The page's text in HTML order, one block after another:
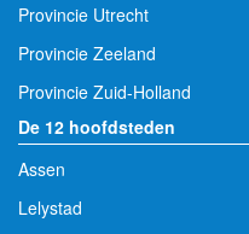
Provincie Utrecht
Provincie Zeeland
Provincie Zuid-Holland
De 12 hoofdsteden
Assen
Lelystad